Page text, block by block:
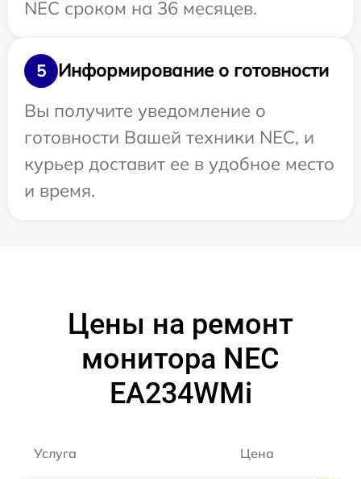
NEC сроком на 36 месяцев.
5
Информирование о готовности
Вы получите уведомление о
готовности Вашей техники NEC, и
курьер доставит ее в удобное место
и время.
Цены на ремонт
монитора NEC
EA234WMi
Услуга Цена